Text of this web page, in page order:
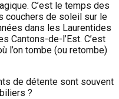
C’est le temps des
couchers de soleil sur le
dans les Laurentides
Cantons-de-l’Est. C’est
l’on tombe (ou retombe)
de détente sont souvent
?